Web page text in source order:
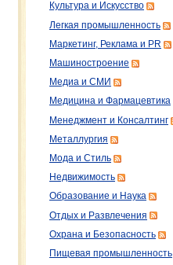
Культура и Искусство
Легкая промышленность
Маркетинг, Реклама и PR
Машиностроение
Медиа и СМИ
Медицина и Фармацевтика
Менеджмент и Консалтинг
Металлургия
Мода и Стиль
Недвижимость
Образование и Наука
Отдых и Развлечения
Охрана и Безопасность
Пищевая промышленность